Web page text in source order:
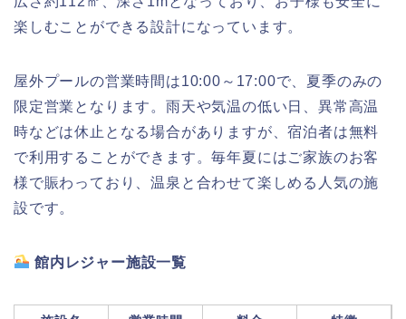
楽しむことができる設計になっています。
屋外プールの営業時間は10:00～17:00で、夏季のみの
限定営業となります。雨天や気温の低い日、異常高温
時などは休止となる場合がありますが、宿泊者は無料
で利用することができます。毎年夏にはご家族のお客
様で賑わっており、温泉と合わせて楽しめる人気の施
設です。
館内レジャー施設一覧